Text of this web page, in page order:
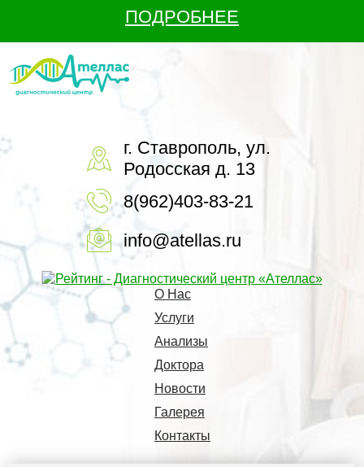
ПОДРОБНЕЕ
г. Ставрополь, ул.
Родосская д. 13
8(962)403-83-21
info@atellas.ru
О Нас
Услуги
Анализы
Доктора
Новости
Галерея
Контакты